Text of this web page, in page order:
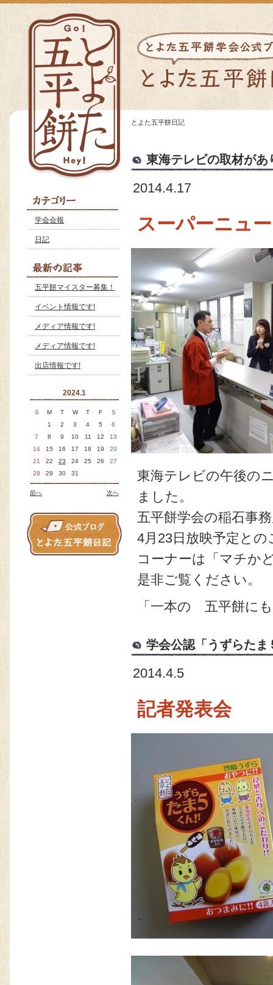
学会会報
日記
五平餅マイスター募集！
イベント情報です!
メディア情報です!
メディア情報です!
出店情報です!
2024.1
S M T W T F
S
1
2 3 4 5
6
7
8 9 10 11 12
13
14
15 16 17 18 19
20
21
22 23 24 25 26
27
28
29 30 31
次へ
前へ
とよた五平餅日記
東海テレビの取材があ
2014.4.17
スーパーニュ
東海テレビの午後の
ました。
五平餅学会の稲石事
4月23日放映予定との
コーナーは「マチか
是非ご覧ください。
「一本の 五平餅に
学会公認「うずらたま
2014.4.5
記者発表会